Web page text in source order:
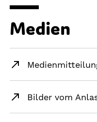
Medien
Bilder vom